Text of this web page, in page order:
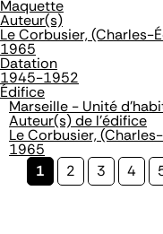
Maquette
Auteur(s)
Le Corbusier,
1965
Datation
1945-1952
Édifice
Marseille - Unité
Auteur(s) de l'édifice
Le Corbusier,
1965
Page
1 Page
2 Page
3 Page
4